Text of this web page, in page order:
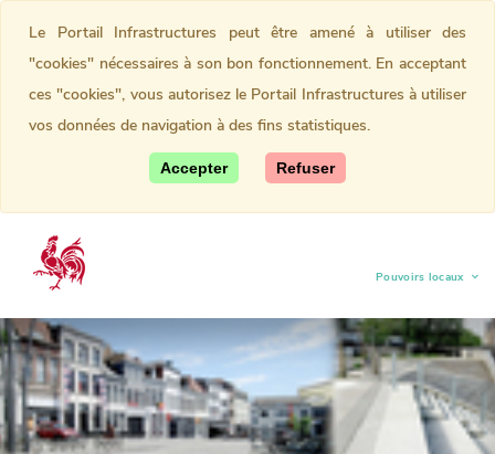
Pouvoirs locaux
(current)
Le Portail Infrastructures peut être amené à utiliser des
"cookies" nécessaires à son bon fonctionnement. En acceptant
ces "cookies", vous autorisez le Portail Infrastructures à utiliser
vos données de navigation à des fins statistiques.
Accepter Refuser